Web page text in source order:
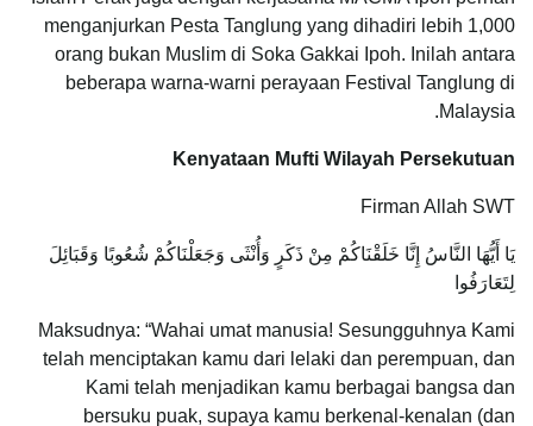
menganjurkan Pesta Tanglung yang dihadiri lebih 1,000
orang bukan Muslim di Soka Gakkai Ipoh. Inilah antara
beberapa warna-warni perayaan Festival Tanglung di
Malaysia.
Kenyataan Mufti Wilayah Persekutuan
Firman Allah SWT
يَا أَيُّهَا النَّاسُ إِنَّا خَلَقْنَاكُمْ مِنْ ذَكَرٍ وَأُنْثَى وَجَعَلْنَاكُمْ شُعُوبًا وَقَبَائِلَ
لِتَعَارَفُوا
Maksudnya: “Wahai umat manusia! Sesungguhnya Kami
telah menciptakan kamu dari lelaki dan perempuan, dan
Kami telah menjadikan kamu berbagai bangsa dan
bersuku puak, supaya kamu berkenal-kenalan (dan